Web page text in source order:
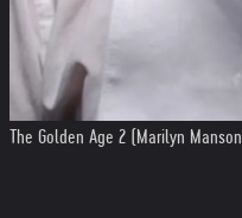
The Golden Age 2 (Marilyn Manson)